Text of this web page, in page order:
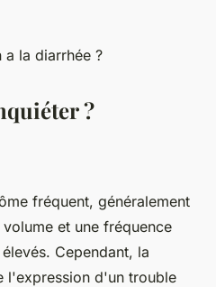
?
fréquent, généralement
et une fréquence
Cependant, la
l'expression d'un trouble